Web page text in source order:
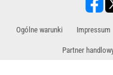
​Ogólne warunki Impressum
Partner